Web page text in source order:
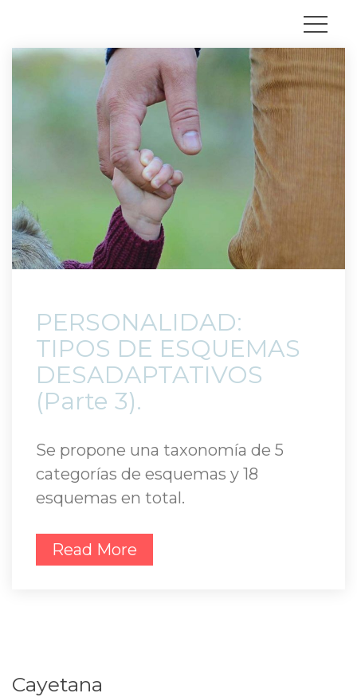
PERSONALIDAD:
TIPOS DE ESQUEMAS
DESADAPTATIVOS
(Parte 3).
Se propone una taxonomía de 5
categorías de esquemas y 18
esquemas en total.
Read More
Cayetana